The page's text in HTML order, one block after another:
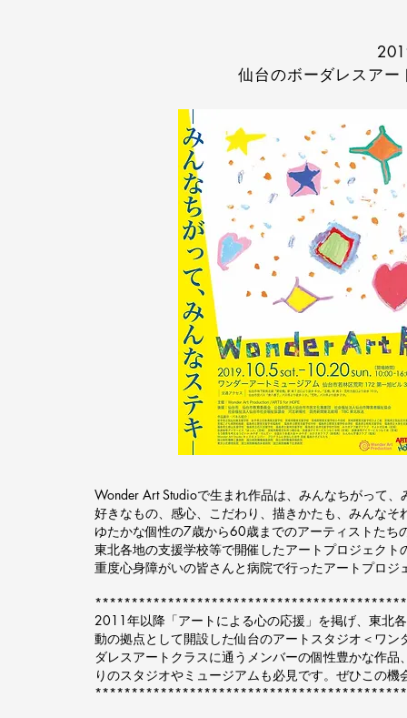
仙台のボーダレスア
Wonder Art Studioで生まれ作品は、みんなちがって、
好きなもの、感心、こだわり、描きかたも、みんなそ
ゆたかな個性の7歳から60歳までのアーティストたち
東北各地の支援学校等で開催したアートプロジェクト
重度心身障がいの皆さんと病院で行ったアートプロジ
2011年以降「アートによる心の応援」を掲げ、東北
動の拠点として開設した仙台のアートスタジオ＜ワ
ダレスアートクラスに通うメンバーの個性豊かな作
りのスタジオやミュージアムも必見です。ぜひこの機